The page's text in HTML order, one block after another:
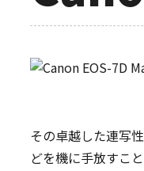
その卓越した連写
どを機に手放すこ